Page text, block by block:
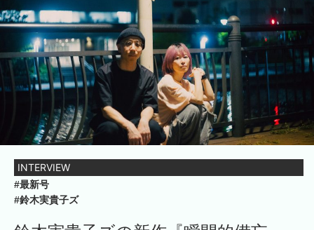
INTERVIEW
#最新号
#鈴木実貴子ズ